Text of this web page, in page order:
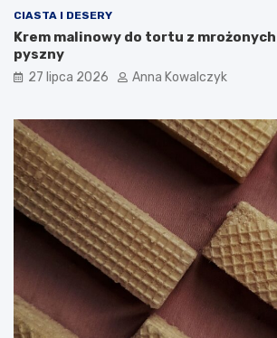
CIASTA I DESERY
Krem malinowy do tortu z
pyszny
27 lipca 2026 Anna Kowalczyk